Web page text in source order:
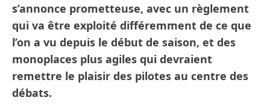
s’annonce prometteuse, avec un règlement
qui va être exploité différemment de ce que
l’on a vu depuis le début de saison, et des
monoplaces plus agiles qui devraient
remettre le plaisir des pilotes au centre des
débats.